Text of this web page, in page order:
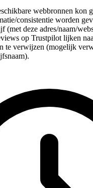
webbronnen kon
consistentie worden
(met deze adres/naam/
op Trustpilot lijken
te verwijzen (mogelijk